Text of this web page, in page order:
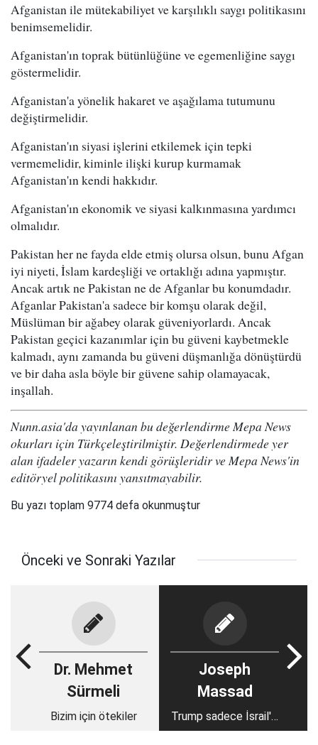
Afganistan ile mütekabiliyet ve karşılıklı saygı politikasını
benimsemelidir.
Afganistan'ın toprak bütünlüğüne ve egemenliğine saygı
göstermelidir.
Afganistan'a yönelik hakaret ve aşağılama tutumunu
değiştirmelidir.
Afganistan'ın siyasi işlerini etkilemek için tepki
vermemelidir, kiminle ilişki kurup kurmamak
Afganistan'ın kendi hakkıdır.
Afganistan'ın ekonomik ve siyasi kalkınmasına yardımcı
olmalıdır.
Pakistan her ne fayda elde etmiş olursa olsun, bunu Afgan
iyi niyeti, İslam kardeşliği ve ortaklığı adına yapmıştır.
Ancak artık ne Pakistan ne de Afganlar bu konumdadır.
Afganlar Pakistan'a sadece bir komşu olarak değil,
Müslüman bir ağabey olarak güveniyorlardı. Ancak
Pakistan geçici kazanımlar için bu güveni kaybetmekle
kalmadı, aynı zamanda bu güveni düşmanlığa dönüştürdü
ve bir daha asla böyle bir güvene sahip olamayacak,
inşallah.
Nunn.asia'da yayınlanan bu değerlendirme Mepa News
okurları için Türkçeleştirilmiştir. Değerlendirmede yer
alan ifadeler yazarın kendi görüşleridir ve Mepa News'in
editöryel politikasını yansıtmayabilir.
Bu yazı toplam 9774 defa okunmuştur
Önceki ve Sonraki Yazılar
Dr. Mehmet
Sürmeli
Bizim için ötekiler
Joseph
Massad
Trump sadece İsrail'in
Filistin'i işgalini